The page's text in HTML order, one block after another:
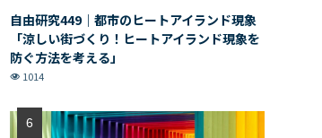
自由研究449｜都市のヒートアイランド現象
「涼しい街づくり！ヒートアイランド現象を
防ぐ方法を考える」
1014